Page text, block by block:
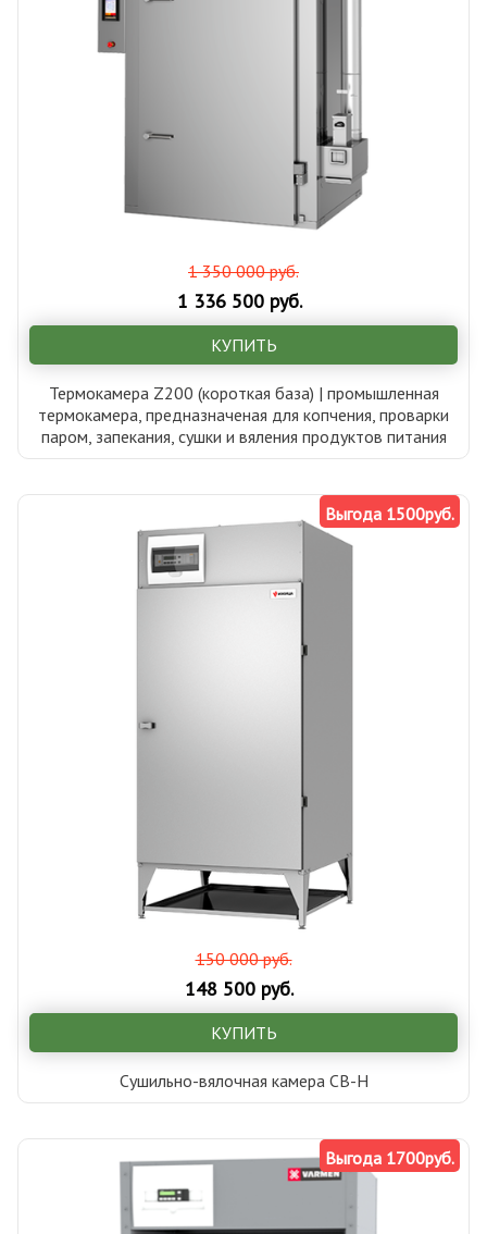
1 336 500 руб.
1 350 000 руб.
КУПИТЬ
Термокамера Z200 (короткая база) | промышленная
термокамера, предназначеная для копчения, проварки
паром, запекания, сушки и вяления продуктов питания
Выгода 1500руб.
148 500 руб.
150 000 руб.
КУПИТЬ
Сушильно-вялочная камера СВ-Н
Выгода 1700руб.